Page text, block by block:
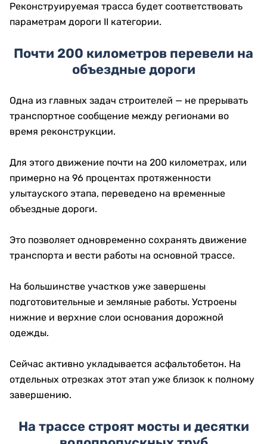
Реконструируемая трасса будет соответствовать
параметрам дороги II категории.
Почти 200 километров перевели на
объездные дороги
Одна из главных задач строителей — не прерывать
транспортное сообщение между регионами во
время реконструкции.
Для этого движение почти на 200 километрах, или
примерно на 96 процентах протяженности
улытауского этапа, переведено на временные
объездные дороги.
Это позволяет одновременно сохранять движение
транспорта и вести работы на основной трассе.
На большинстве участков уже завершены
подготовительные и земляные работы. Устроены
нижние и верхние слои основания дорожной
одежды.
Сейчас активно укладывается асфальтобетон. На
отдельных отрезках этот этап уже близок к полному
завершению.
На трассе строят мосты и десятки